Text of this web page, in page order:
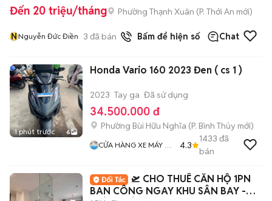
Đến 20 triệu/tháng Phường Thạnh Xuân (P. Thới An mới)
NNguyễn Đức Điền 3 đã bán Bấm để hiện số Chat
1 phút trước 6
Honda Vario 160 2023 Đen ( cs 1 )
2023 Tay ga Đã sử dụng
34.500.000 đ
Phường Bùi Hữu Nghĩa (P. Bình Thủy mới)
CỬA HÀNG XE MÁY VŨ
4.3
1433 đã
bán
🛫 CHO THUÊ CĂN HỘ 1PN
BAN CÔNG NGAY KHU SÂN BAY -